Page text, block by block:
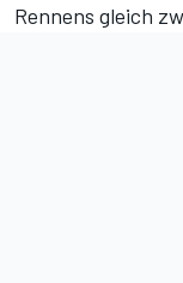
Rennens gleich